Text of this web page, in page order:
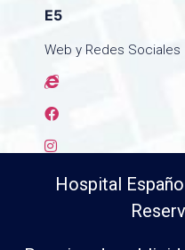
E5
Web y Redes Sociales
Hospital